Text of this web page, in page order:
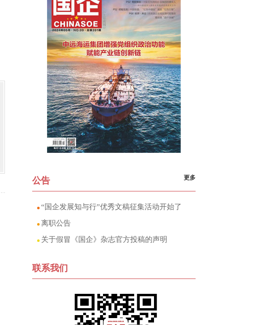
公告 更多
“国企发展知与行”优秀文稿征集活动开始了
离职公告
关于假冒《国企》杂志官方投稿的声明
联系我们